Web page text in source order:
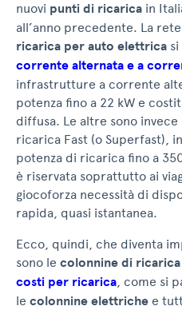
nuovi punti di ricarica in
all’anno precedente. La
ricarica per auto elettrica
corrente alternata e a
infrastrutture a corrente
potenza fino a 22 kW e
diffusa. Le altre sono
ricarica Fast (o Superfast),
potenza di ricarica fino a
è riservata soprattutto ai
giocoforza necessità di
rapida, quasi istantanea.
Ecco, quindi, che diventa
sono le colonnine di ricarica
costi per ricarica, come si
le colonnine elettriche e